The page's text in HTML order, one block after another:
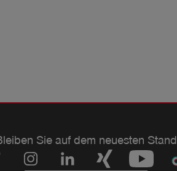
Sie auf dem neuesten Stand